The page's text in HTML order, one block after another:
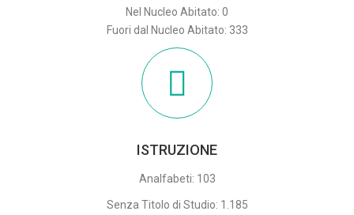
Nel Nucleo Abitato: 0
Fuori dal Nucleo Abitato: 333
ISTRUZIONE
Analfabeti: 103
Senza Titolo di Studio: 1.185